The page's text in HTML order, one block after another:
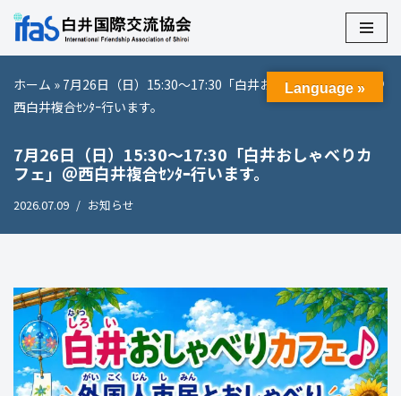
テ
ン
へ
ス
キ
ホーム » 7月26日（日）15:30～17:30「白井おしゃべりカフェ」＠
西白井複合ｾﾝﾀｰ行います。
7月26日（日）15:30～17:30「白井おしゃべりカ
フェ」＠西白井複合ｾﾝﾀｰ行います。
2026.07.09 お知らせ
Language »